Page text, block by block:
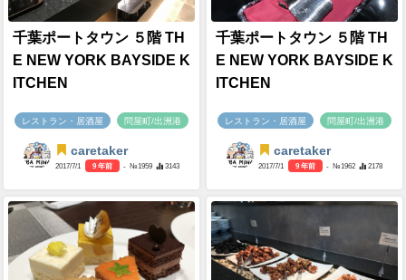
千葉ポートタウン ５階 TH
E NEW YORK BAYSIDE K
ITCHEN
レストラン・居酒屋 問屋町/出洲港
caretaker
2017/7/1 9 年前 - №1959 3143
千葉ポートタウン ５階 TH
E NEW YORK BAYSIDE K
ITCHEN
レストラン・居酒屋 問屋町/出洲港
caretaker
2017/7/1 9 年前 - №1962 2178